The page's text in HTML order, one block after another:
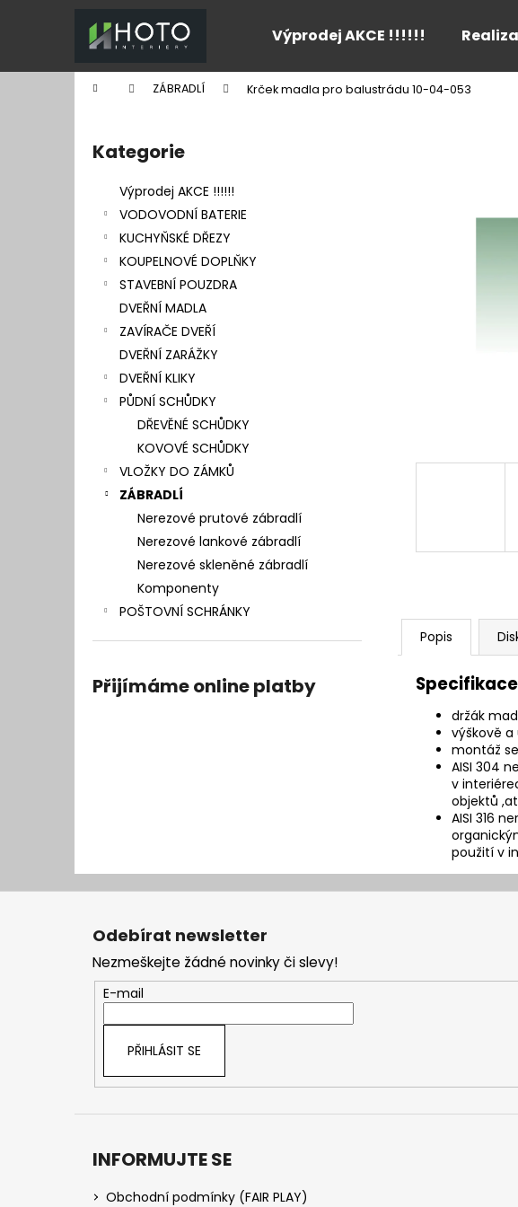
Výprodej AKCE !!!!!!
Domů ZÁBRADLÍ Krček madla pro balustrádu 10-04-053
Přeskočit
kategorie
Kategorie
Výprodej AKCE !!!!!!
VODOVODNÍ BATERIE
KUCHYŇSKÉ DŘEZY
KOUPELNOVÉ DOPLŇKY
STAVEBNÍ POUZDRA
DVEŘNÍ MADLA
ZAVÍRAČE DVEŘÍ
DVEŘNÍ ZARÁŽKY
DVEŘNÍ KLIKY
PŮDNÍ SCHŮDKY
DŘEVĚNÉ SCHŮDKY
KOVOVÉ SCHŮDKY
VLOŽKY DO ZÁMKŮ
ZÁBRADLÍ
Nerezové prutové zábradlí
Nerezové lankové zábradlí
Nerezové skleněné zábradlí
Komponenty
POŠTOVNÍ SCHRÁNKY
Přijímáme online platby
Popis
Specifikace
držák
výškově
montáž
AISI 304
v
objektů
AISI 316
použití v
í
Zpět
do
Zpět
do
Co
Z
Odebírat newsletter
Nezmeškejte žádné novinky či slevy!
E-mail
PŘIHLÁSIT SE
INFORMUJTE SE
Obchodní podmínky (FAIR PLAY)